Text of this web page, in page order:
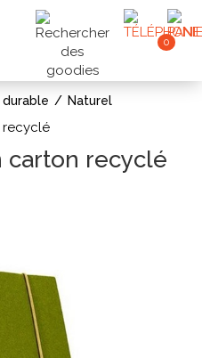
0
Naturel
recyclé
carton recyclé